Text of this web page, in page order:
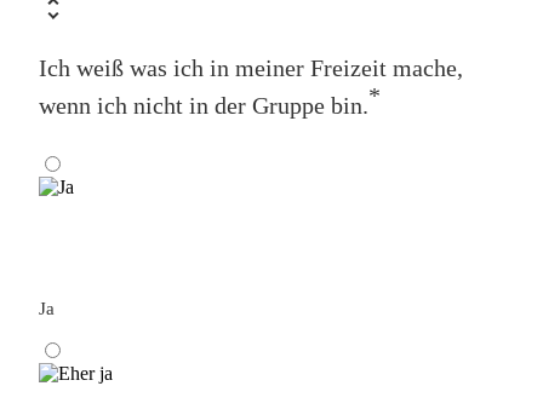
Ich weiß was ich in meiner Freizeit mache,
wenn ich nicht in der Gruppe bin.*
Ja